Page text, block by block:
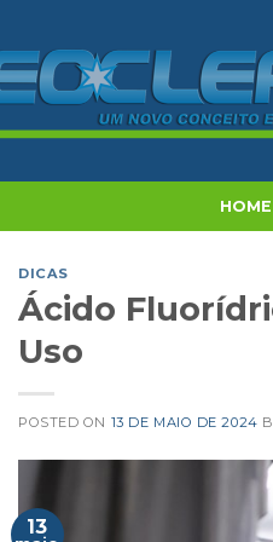
HOME
DICAS
Ácido
Uso
POSTED ON 13 DE MAIO DE 2024
13